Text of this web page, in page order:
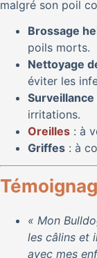
malgré son poil
Brossage
poils morts.
Nettoyage
éviter les
irritations.
Oreilles : à
Griffes : à
« Mon
les câlins et
avec mes